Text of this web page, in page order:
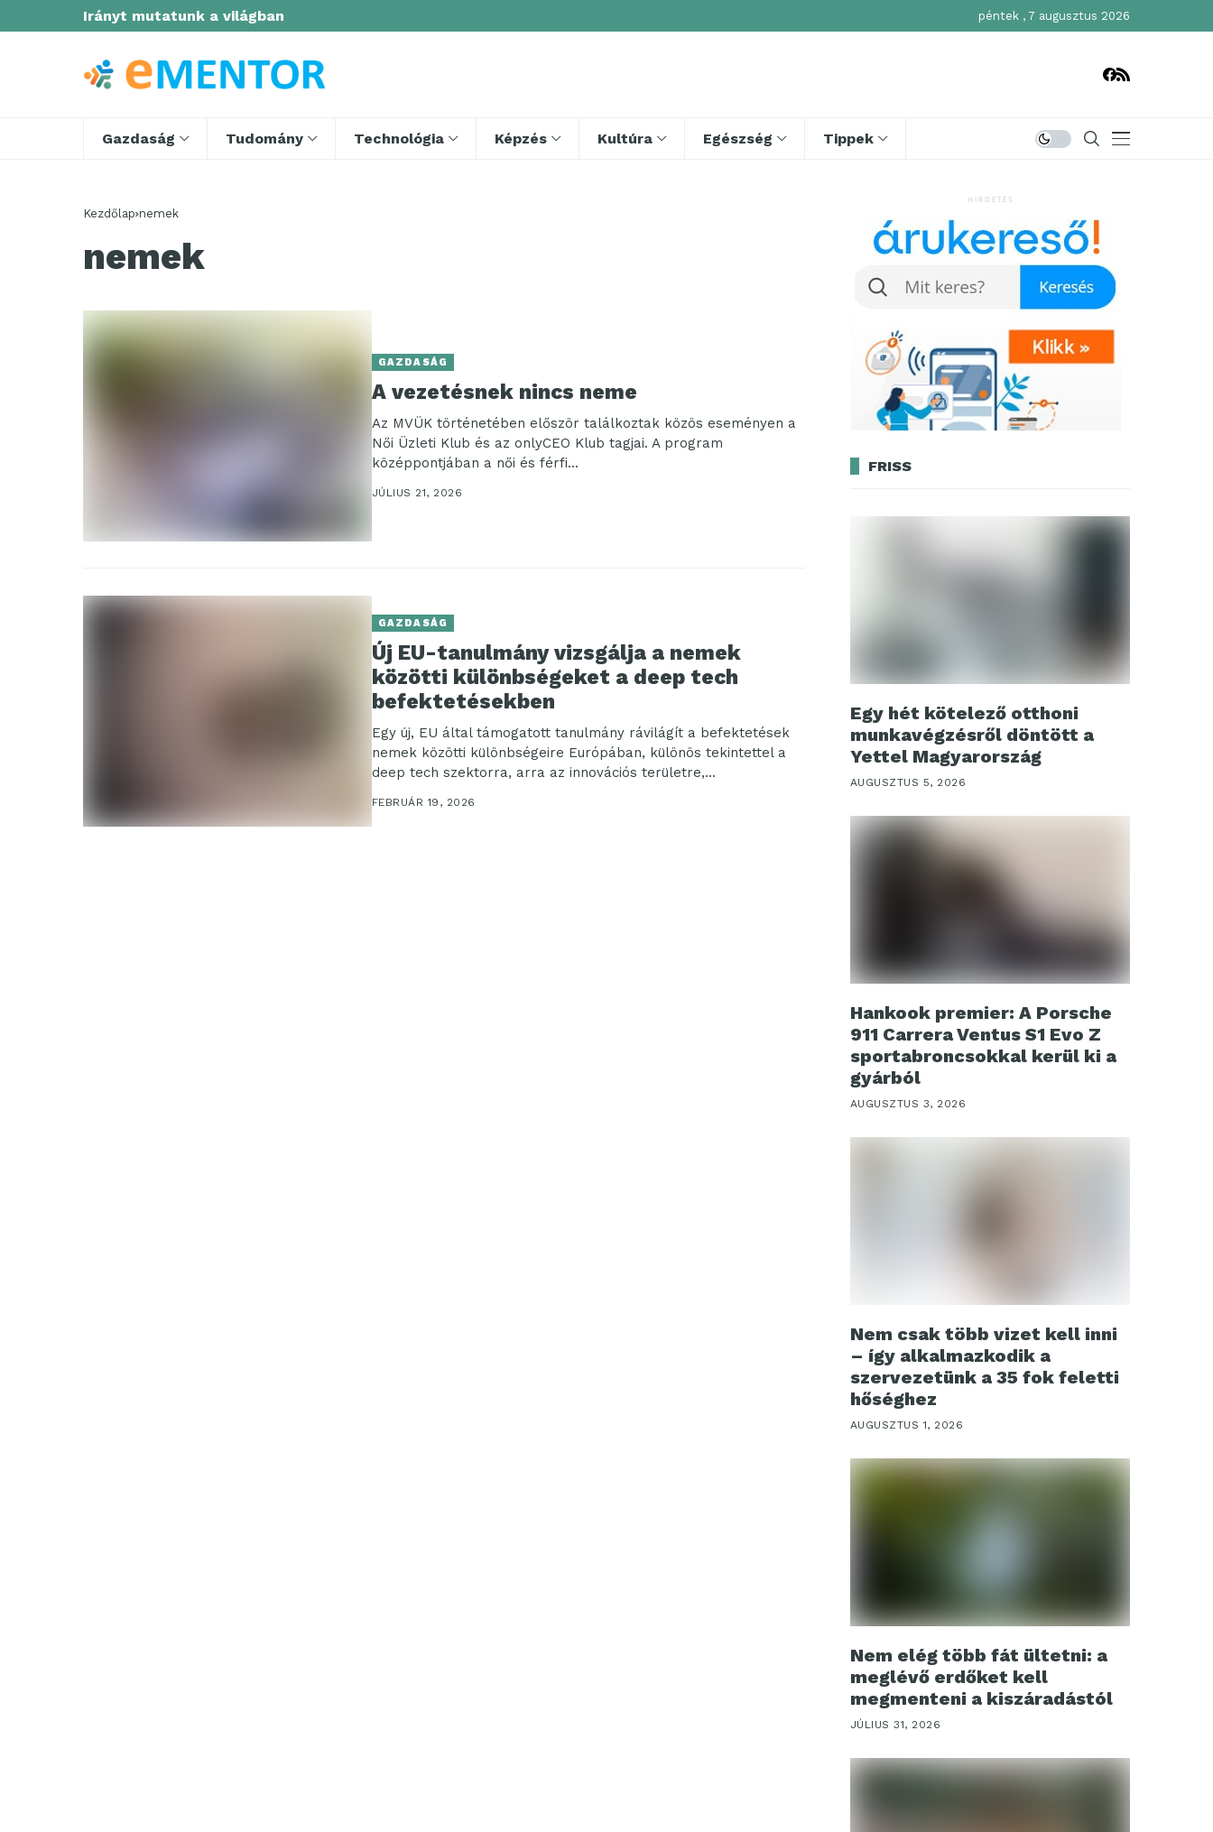
Irányt mutatunk a világban péntek , 7 augusztus 2026
Gazdaság Tudomány Technológia Képzés Kultúra Egészség Tippek
Kezdőlap nemek
nemek
GAZDASÁG
A vezetésnek nincs neme
Az MVÜK történetében először találkoztak közös eseményen a
Női Üzleti Klub és az onlyCEO Klub tagjai. A program
középpontjában a női és férfi...
JÚLIUS 21, 2026
GAZDASÁG
Új EU-tanulmány vizsgálja a nemek
közötti különbségeket a deep tech
befektetésekben
Egy új, EU által támogatott tanulmány rávilágít a befektetések
nemek közötti különbségeire Európában, különös tekintettel a
deep tech szektorra, arra az innovációs területre,...
FEBRUÁR 19, 2026
HIRDETÉS
FRISS
Egy hét kötelező otthoni
munkavégzésről döntött a
Yettel Magyarország
AUGUSZTUS 5, 2026
Hankook premier: A Porsche
911 Carrera Ventus S1 Evo Z
sportabroncsokkal kerül ki a
gyárból
AUGUSZTUS 3, 2026
Nem csak több vizet kell inni
– így alkalmazkodik a
szervezetünk a 35 fok feletti
hőséghez
AUGUSZTUS 1, 2026
Nem elég több fát ültetni: a
meglévő erdőket kell
megmenteni a kiszáradástól
JÚLIUS 31, 2026